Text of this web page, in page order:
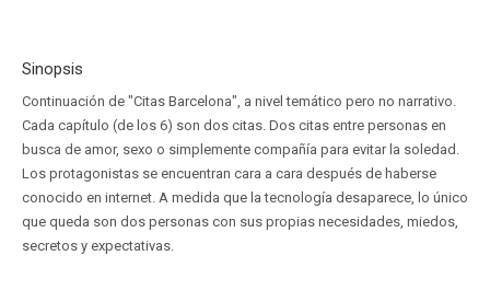
Sinopsis
Continuación de "Citas Barcelona", a nivel temático pero no narrativo.
Cada capítulo (de los 6) son dos citas. Dos citas entre personas en
busca de amor, sexo o simplemente compañía para evitar la soledad.
Los protagonistas se encuentran cara a cara después de haberse
conocido en internet. A medida que la tecnología desaparece, lo único
que queda son dos personas con sus propias necesidades, miedos,
secretos y expectativas.